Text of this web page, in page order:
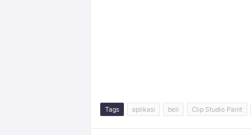
Tags aplikasi beli Clip Studio Paint